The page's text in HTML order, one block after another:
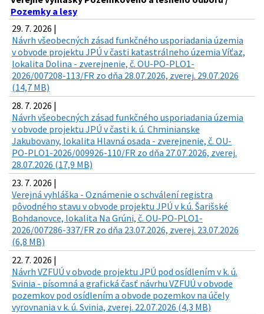
Pozemky a lesy
29. 7. 2026 |
Návrh všeobecných zásad funkčného usporiadania územia
v obvode projektu JPÚ v časti katastrálneho územia Víťaz,
lokalita Dolina - zverejnenie, č. OU-PO-PLO1-
2026/007208-113/FR zo dňa 28.07.2026, zverej. 29.07.2026
(14,7 MB)
28. 7. 2026 |
Návrh všeobecných zásad funkčného usporiadania územia
v obvode projektu JPÚ v časti k. ú. Chminianske
Jakubovany, lokalita Hlavná osada - zverejnenie, č. OU-
PO-PLO1-2026/009926-110/FR zo dňa 27.07.2026, zverej.
28.07.2026 (17,9 MB)
23. 7. 2026 |
Verejná vyhláška - Oznámenie o schválení registra
pôvodného stavu v obvode projektu JPÚ v k.ú. Šarišské
Bohdanovce, lokalita Na Grúni, č. OU-PO-PLO1-
2026/007286-337/FR zo dňa 23.07.2026, zverej. 23.07.2026
(6,8 MB)
22. 7. 2026 |
Návrh VZFUÚ v obvode projektu JPÚ pod osídlením v k. ú.
Svinia - písomná a grafická časť návrhu VZFUÚ v obvode
pozemkov pod osídlením a obvode pozemkov na účely
vyrovnania v k. ú. Svinia, zverej. 22.07.2026 (4,3 MB)